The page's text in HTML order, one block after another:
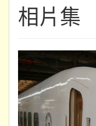
相片集